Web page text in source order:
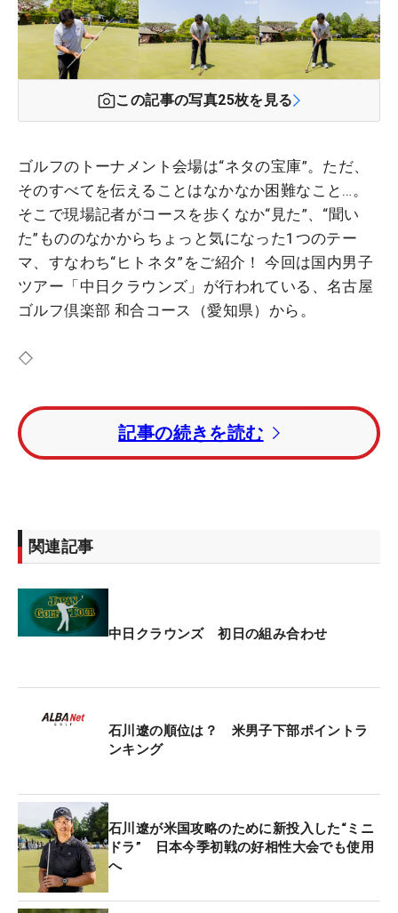
この記事の写真25枚を見る
ゴルフのトーナメント会場は“ネタの宝庫”。ただ、
そのすべてを伝えることはなかなか困難なこと…。
そこで現場記者がコースを歩くなか“見た”、“聞い
た”もののなかからちょっと気になった1つのテー
マ、すなわち“ヒトネタ”をご紹介！ 今回は国内男子
ツアー「中日クラウンズ」が行われている、名古屋
ゴルフ倶楽部 和合コース（愛知県）から。
◇
1960年に始まり、今年で66回目を迎える歴史ある
一戦を控えた練習日の火曜日、会場では多くの選手
が最終調整を行っていた。大会前の月曜日から水曜
広がる。
る『GMASTER KAIZEN』の新製品『ディスタンス ポ
ール』だ。パターコーチ・橋本真和氏の監修のもと
する姿も見られた。
『SINANO』とのコラボによる堅牢な作りが特徴。
白いシャフトには1センチ刻みで目盛りが入り、5セ
ンチごとに数値も表示されている。これにより、自
分に合った長さに調整できるだけでなく、ストロー
クの振り幅を数値として管理することも可能だ。
記事の続きを読む
関連記事
中日クラウンズ 初日の組み合わせ
石川遼の順位は？ 米男子下部ポイントラ
ンキング
石川遼が米国攻略のために新投入した“ミニ
ドラ” 日本今季初戦の好相性大会でも使用
へ